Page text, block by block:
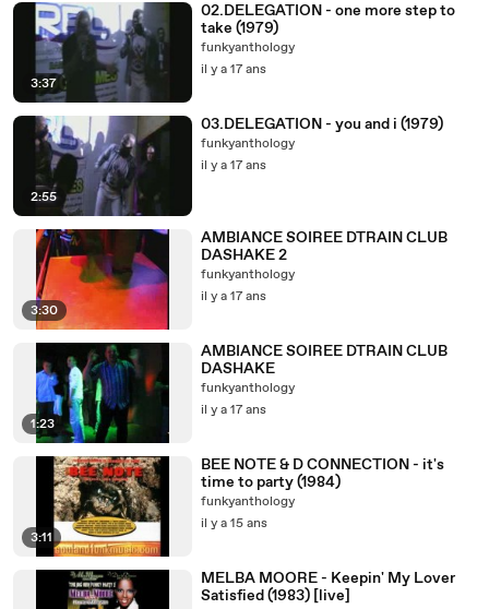
3:37
02.DELEGATION - one more step to
take (1979)
funkyanthology
il y a 17 ans
2:55
03.DELEGATION - you and i (1979)
funkyanthology
il y a 17 ans
3:30
AMBIANCE SOIREE DTRAIN CLUB
DASHAKE 2
funkyanthology
il y a 17 ans
1:23
AMBIANCE SOIREE DTRAIN CLUB
DASHAKE
funkyanthology
il y a 17 ans
3:11
BEE NOTE & D CONNECTION - it's
time to party (1984)
funkyanthology
il y a 15 ans
MELBA MOORE - Keepin' My Lover
Satisfied (1983) [live]